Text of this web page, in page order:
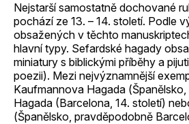
Nejstarší samostatně dochované
pochází ze 13. – 14. století. Podle
obsažených v těchto
hlavní typy. Sefardské hagady
miniatury s biblickými příběhy a
poezii). Mezi nejvýznamnější
Kaufmannova Hagada
Hagada (Barcelona, 14. století)
(Španělsko, pravděpodobně